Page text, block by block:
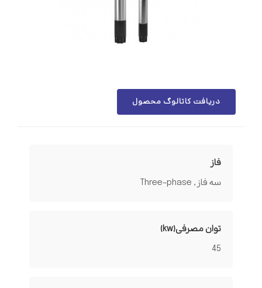
دریافت کاتالوگ محصول
فاز
سه فاز , Three-phase
توان مصرفی(kw)
45